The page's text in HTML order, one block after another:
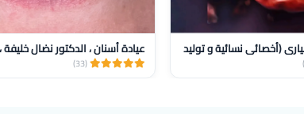
(أخصائي نسائية و توليد
(33)